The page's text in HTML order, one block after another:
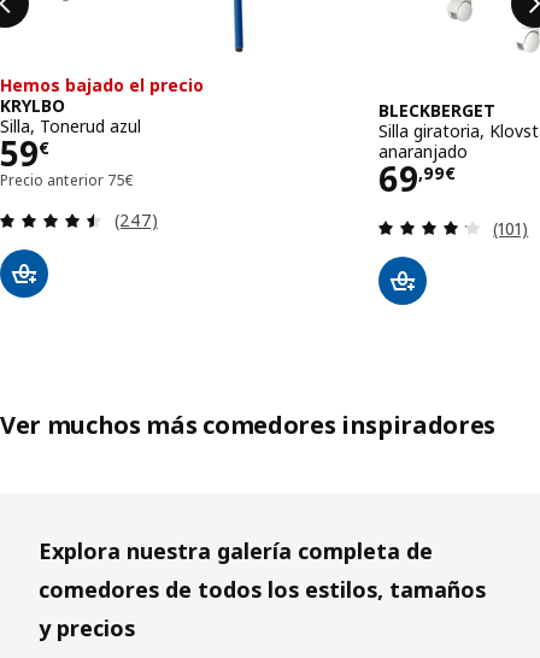
Hemos bajado el precio
KRYLBO
Silla, Tonerud azul
59€
Precio 59€
Precio anterior 75€
Precio anterior 75€
Revisa: 4.5 de 5 estrellas. Total opiniones:
(247)
BLECKBERGET
Silla giratoria,
anaranjado
69,99€
Precio
(101)
Ver muchos más comedores inspiradores
Explora nuestra galería completa de
comedores de todos los estilos, tamaños
y precios